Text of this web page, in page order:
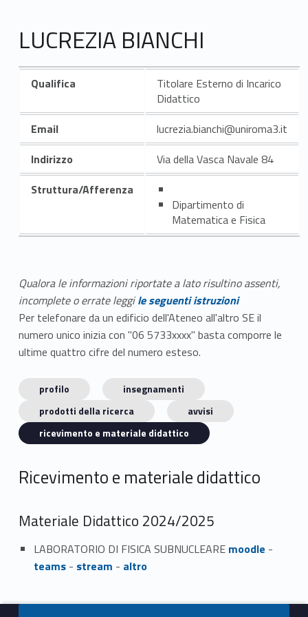
LUCREZIA BIANCHI
Qualifica
Titolare Esterno di Incarico
Didattico
Email
lucrezia.bianchi@uniroma3.it
Indirizzo
Via della Vasca Navale 84
Struttura/Afferenza
Dipartimento di
Matematica e Fisica
Qualora le informazioni riportate a lato risultino assenti,
incomplete o errate leggile seguenti istruzioni
Per telefonare da un edificio dell'Ateneo all'altro SE il
numero unico inizia con "06 5733xxxx" basta comporre le
ultime quattro cifre del numero esteso.
profilo
insegnamenti
prodotti della ricerca
avvisi
ricevimento e materiale didattico
Ricevimento e materiale didattico
Materiale Didattico 2024/2025
LABORATORIO DI FISICA SUBNUCLEARE moodle -
teams- stream - altro